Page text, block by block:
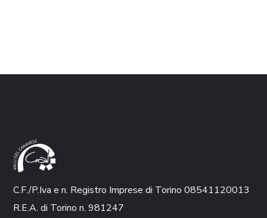
C.F./P.Iva e n. Registro Imprese di Torino 08541120013
R.E.A. di Torino n. 981247